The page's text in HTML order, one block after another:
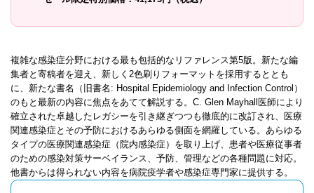
複雑な感染症分野における最も包括的なリファレンス第5版。新たな編
集者と寄稿者を迎え、新しく2色刷りフォーマットを採用するととも
に、新たな書名（旧書名: Hospital Epidemiology and Infection Control）
のもと最新の内容に焦点をあてて解説する。C. Glen Mayhall医師により
確立された卓越したレガシーを引き継ぎつつも徹底的に改訂され、医療
関連感染症とその予防におけるあらゆる側面を網羅している。あらゆる
タイプの医療関連感染症（院内感染症）を取り上げ、患者や医療従事者
のための感染対策サーベイランス、予防、管理などの各種問題に対応。
他書からは得られない内容を病院疫学者や感染症専門家に提供する。